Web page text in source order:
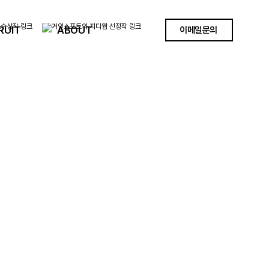
이메일문의
ABOUT